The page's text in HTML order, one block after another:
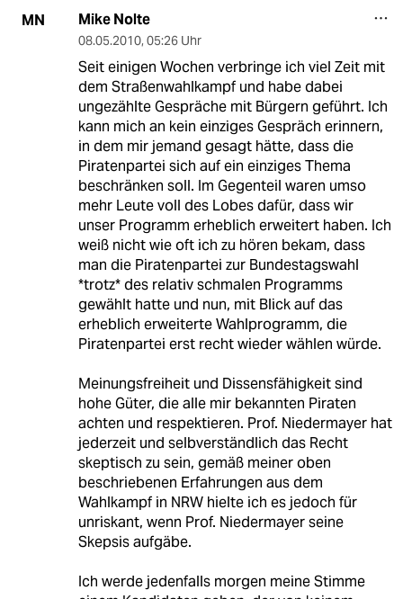
MN Mike Nolte
08.05.2010, 05:26 Uhr
Seit einigen Wochen verbringe ich viel Zeit mit
dem Straßenwahlkampf und habe dabei
ungezählte Gespräche mit Bürgern geführt. Ich
kann mich an kein einziges Gespräch erinnern,
in dem mir jemand gesagt hätte, dass die
Piratenpartei sich auf ein einziges Thema
beschränken soll. Im Gegenteil waren umso
mehr Leute voll des Lobes dafür, dass wir
unser Programm erheblich erweitert haben. Ich
weiß nicht wie oft ich zu hören bekam, dass
man die Piratenpartei zur Bundestagswahl
*trotz* des relativ schmalen Programms
gewählt hatte und nun, mit Blick auf das
erheblich erweiterte Wahlprogramm, die
Piratenpartei erst recht wieder wählen würde.
Meinungsfreiheit und Dissensfähigkeit sind
hohe Güter, die alle mir bekannten Piraten
achten und respektieren. Prof. Niedermayer hat
jederzeit und selbverständlich das Recht
skeptisch zu sein, gemäß meiner oben
beschriebenen Erfahrungen aus dem
Wahlkampf in NRW hielte ich es jedoch für
unriskant, wenn Prof. Niedermayer seine
Skepsis aufgäbe.
Ich werde jedenfalls morgen meine Stimme